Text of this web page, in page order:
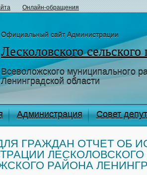
Онлайн-обращения
Официальный сайт Администрации
Лесколовского
Всеволожского муниципального
Ленинградской области
Администрация Совет
ГРАЖДАН ОТЧЕТ ОБ
РАЙОНА